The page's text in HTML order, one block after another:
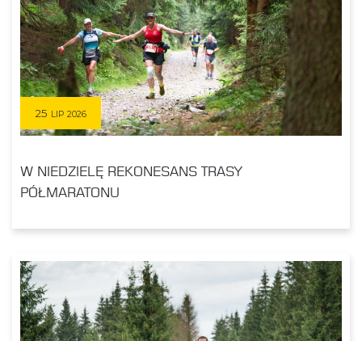
25 LIP 2026
W NIEDZIELĘ REKONESANS TRASY
PÓŁMARATONU